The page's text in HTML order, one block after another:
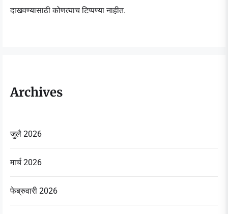
दाखवण्यासाठी कोणत्याच टिप्पण्या नाहीत.
Archives
जुलै 2026
मार्च 2026
फेब्रुवारी 2026